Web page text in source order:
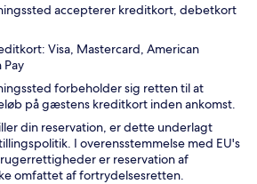
accepterer kreditkort, debetkort
Visa, Mastercard, American
Pay
forbeholder sig retten til at
på gæstens kreditkort inden ankomst.
din reservation, er dette underlagt
I overensstemmelse med EU's
er reservation af
omfattet af fortrydelsesretten.